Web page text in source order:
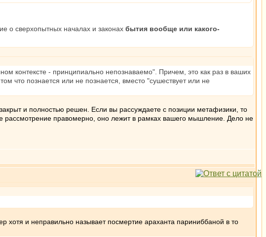
о сверхопытных началах и законах бытия вообще или какого-
контексте - принципиально непознаваемо". Причем, это как раз в ваших
что познается или не познается, вместо "сушествует или не
и полностью решен. Если вы рассуждаете с позиции метафизики, то
рассмотрение правомерно, оно лежит в рамках вашего мышление. Дело не
хотя и неправильно называет посмертие араханта париниббаной в то